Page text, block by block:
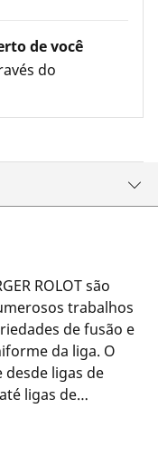
de você
do
ROLOT são
trabalhos
de fusão e
da liga. O
ligas de
ligas de
inoxidável.